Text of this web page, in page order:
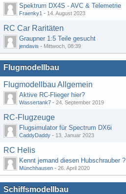
Spektrum DX4S - AVC & Telemetrie
Fraenky1 - 14. August 2023
RC Car Raritäten
Graupner 1:5 Teile gesucht
jendavis - Mittwoch, 08:39
Flugmodellbau
Flugmodellbau Allgemein
Aktive RC-Flieger hier?
Wassertank7 - 24. September 2019
RC-Flugzeuge
Flugsimulator für Spectrum DX6i
CaddyDaddy - 13. Januar 2023
RC Helis
Kennt jemand diesen Hubschrauber ?
Münchhausen - 26. April 2020
Schiffsmodellbau